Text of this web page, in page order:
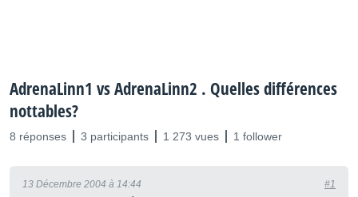
AdrenaLinn1 vs AdrenaLinn2 . Quelles différences
nottables?
8 réponses 3 participants 1 273 vues 1 follower
13 Décembre 2004 à 14:44 #1